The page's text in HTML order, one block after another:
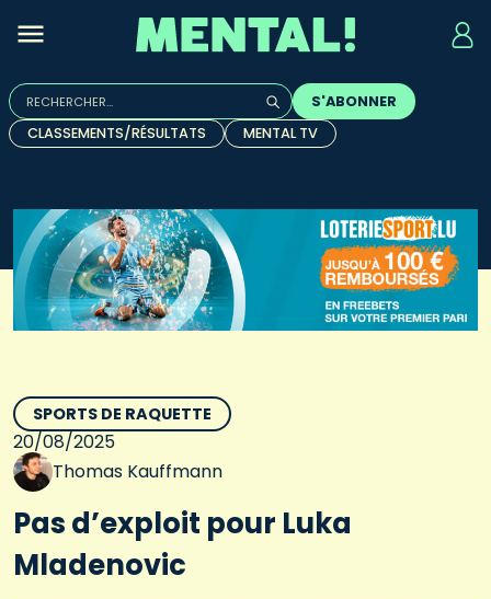
Rechercher :
Quand les résultats de l'auto-complétion sont
S'ABONNER
CLASSEMENTS/RÉSULTATS
MENTAL TV
SPORTS DE RAQUETTE
20/08/2025
Thomas Kauffmann
Pas d’exploit pour Luka
Mladenovic